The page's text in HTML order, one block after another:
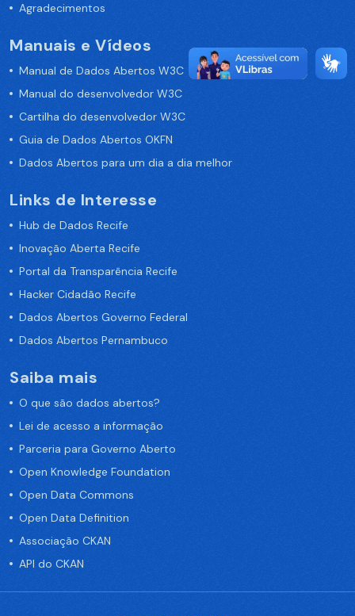
Agradecimentos
Manuais e Vídeos
Manual de Dados Abertos W3C
Manual do desenvolvedor W3C
Cartilha do desenvolvedor W3C
Guia de Dados Abertos OKFN
Dados Abertos para um dia a dia melhor
Links de Interesse
Hub de Dados Recife
Inovação Aberta Recife
Portal da Transparência Recife
Hacker Cidadão Recife
Dados Abertos Governo Federal
Dados Abertos Pernambuco
Saiba mais
O que são dados abertos?
Lei de acesso a informação
Parceria para Governo Aberto
Open Knowledge Foundation
Open Data Commons
Open Data Definition
Associação CKAN
API do CKAN